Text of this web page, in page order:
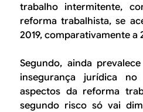
trabalho intermitente,
reforma trabalhista, se
2019, comparativamente a
Segundo, ainda
insegurança jurídica
aspectos da reforma
segundo risco só vai